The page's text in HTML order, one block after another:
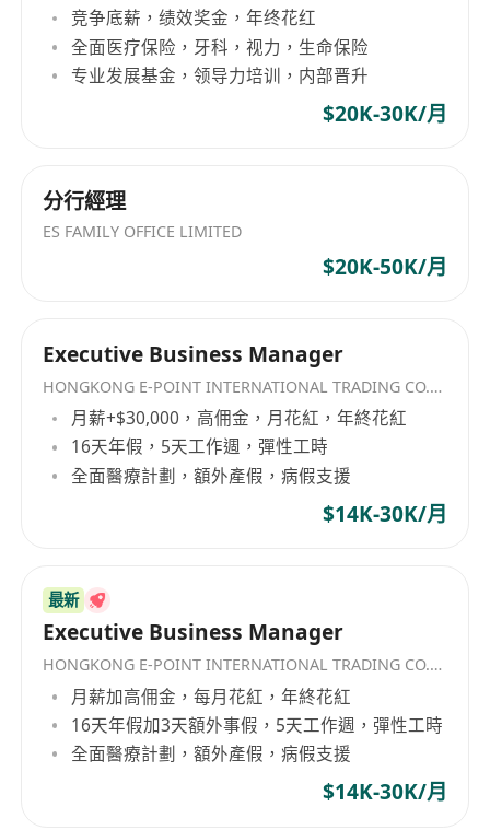
竞争底薪，绩效奖金，年终花红
全面医疗保险，牙科，视力，生命保险
专业发展基金，领导力培训，内部晋升
$20K-30K/月
分行經理
ES FAMILY OFFICE LIMITED
$20K-50K/月
Executive Business Manager
HONGKONG E-POINT INTERNATIONAL TRADING CO.，LIMITED
月薪+$30,000，高佣金，月花紅，年終花紅
16天年假，5天工作週，彈性工時
全面醫療計劃，額外產假，病假支援
$14K-30K/月
最新
Executive Business Manager
HONGKONG E-POINT INTERNATIONAL TRADING CO.，LIMITED
月薪加高佣金，每月花紅，年終花紅
16天年假加3天額外事假，5天工作週，彈性工時
全面醫療計劃，額外產假，病假支援
$14K-30K/月